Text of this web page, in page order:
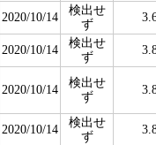
2020/10/14
検出せ
ず
2020/10/14
検出せ
ず
2020/10/14
検出せ
ず
2020/10/14
検出せ
ず